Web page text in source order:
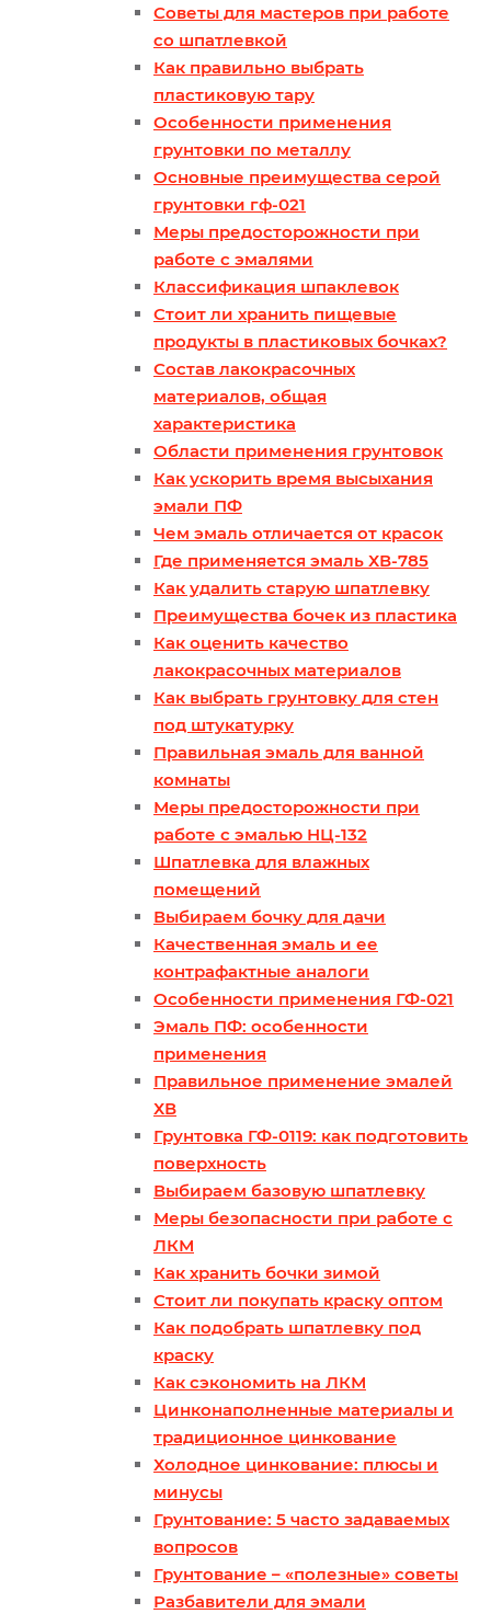
Советы для мастеров при работе
со шпатлевкой
Как правильно выбрать
пластиковую тару
Особенности применения
грунтовки по металлу
Основные преимущества серой
грунтовки гф-021
Меры предосторожности при
работе с эмалями
Классификация шпаклевок
Стоит ли хранить пищевые
продукты в пластиковых бочках?
Состав лакокрасочных
материалов, общая
характеристика
Области применения грунтовок
Как ускорить время высыхания
эмали ПФ
Чем эмаль отличается от красок
Где применяется эмаль ХВ-785
Как удалить старую шпатлевку
Преимущества бочек из пластика
Как оценить качество
лакокрасочных материалов
Как выбрать грунтовку для стен
под штукатурку
Правильная эмаль для ванной
комнаты
Меры предосторожности при
работе с эмалью НЦ-132
Шпатлевка для влажных
помещений
Выбираем бочку для дачи
Качественная эмаль и ее
контрафактные аналоги
Особенности применения ГФ-021
Эмаль ПФ: особенности
применения
Правильное применение эмалей
ХВ
Грунтовка ГФ-0119: как подготовить
поверхность
Выбираем базовую шпатлевку
Меры безопасности при работе с
ЛКМ
Как хранить бочки зимой
Стоит ли покупать краску оптом
Как подобрать шпатлевку под
краску
Как сэкономить на ЛКМ
Цинконаполненные материалы и
традиционное цинкование
Холодное цинкование: плюсы и
минусы
Грунтование: 5 часто задаваемых
вопросов
Грунтование – «полезные» советы
Разбавители для эмали